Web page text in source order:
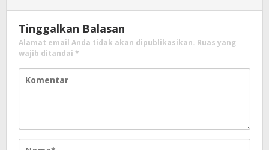
Tinggalkan Balasan
Alamat email Anda tidak akan dipublikasikan. Ruas yang
wajib ditandai *